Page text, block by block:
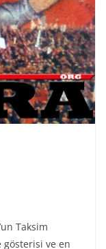
Taksim
gösterisi ve en